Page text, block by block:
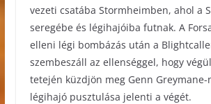
vezeti csatába Stormheimben, ahol a
seregébe és légihajóiba futnak. A
elleni légi bombázás után a
szembeszáll az ellenséggel, hogy
tetején küzdjön meg Genn Greymane-
légihajó pusztulása jelenti a végét.